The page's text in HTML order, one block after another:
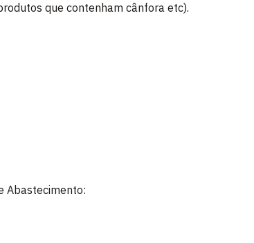
que contenham cânfora etc).
Abastecimento: